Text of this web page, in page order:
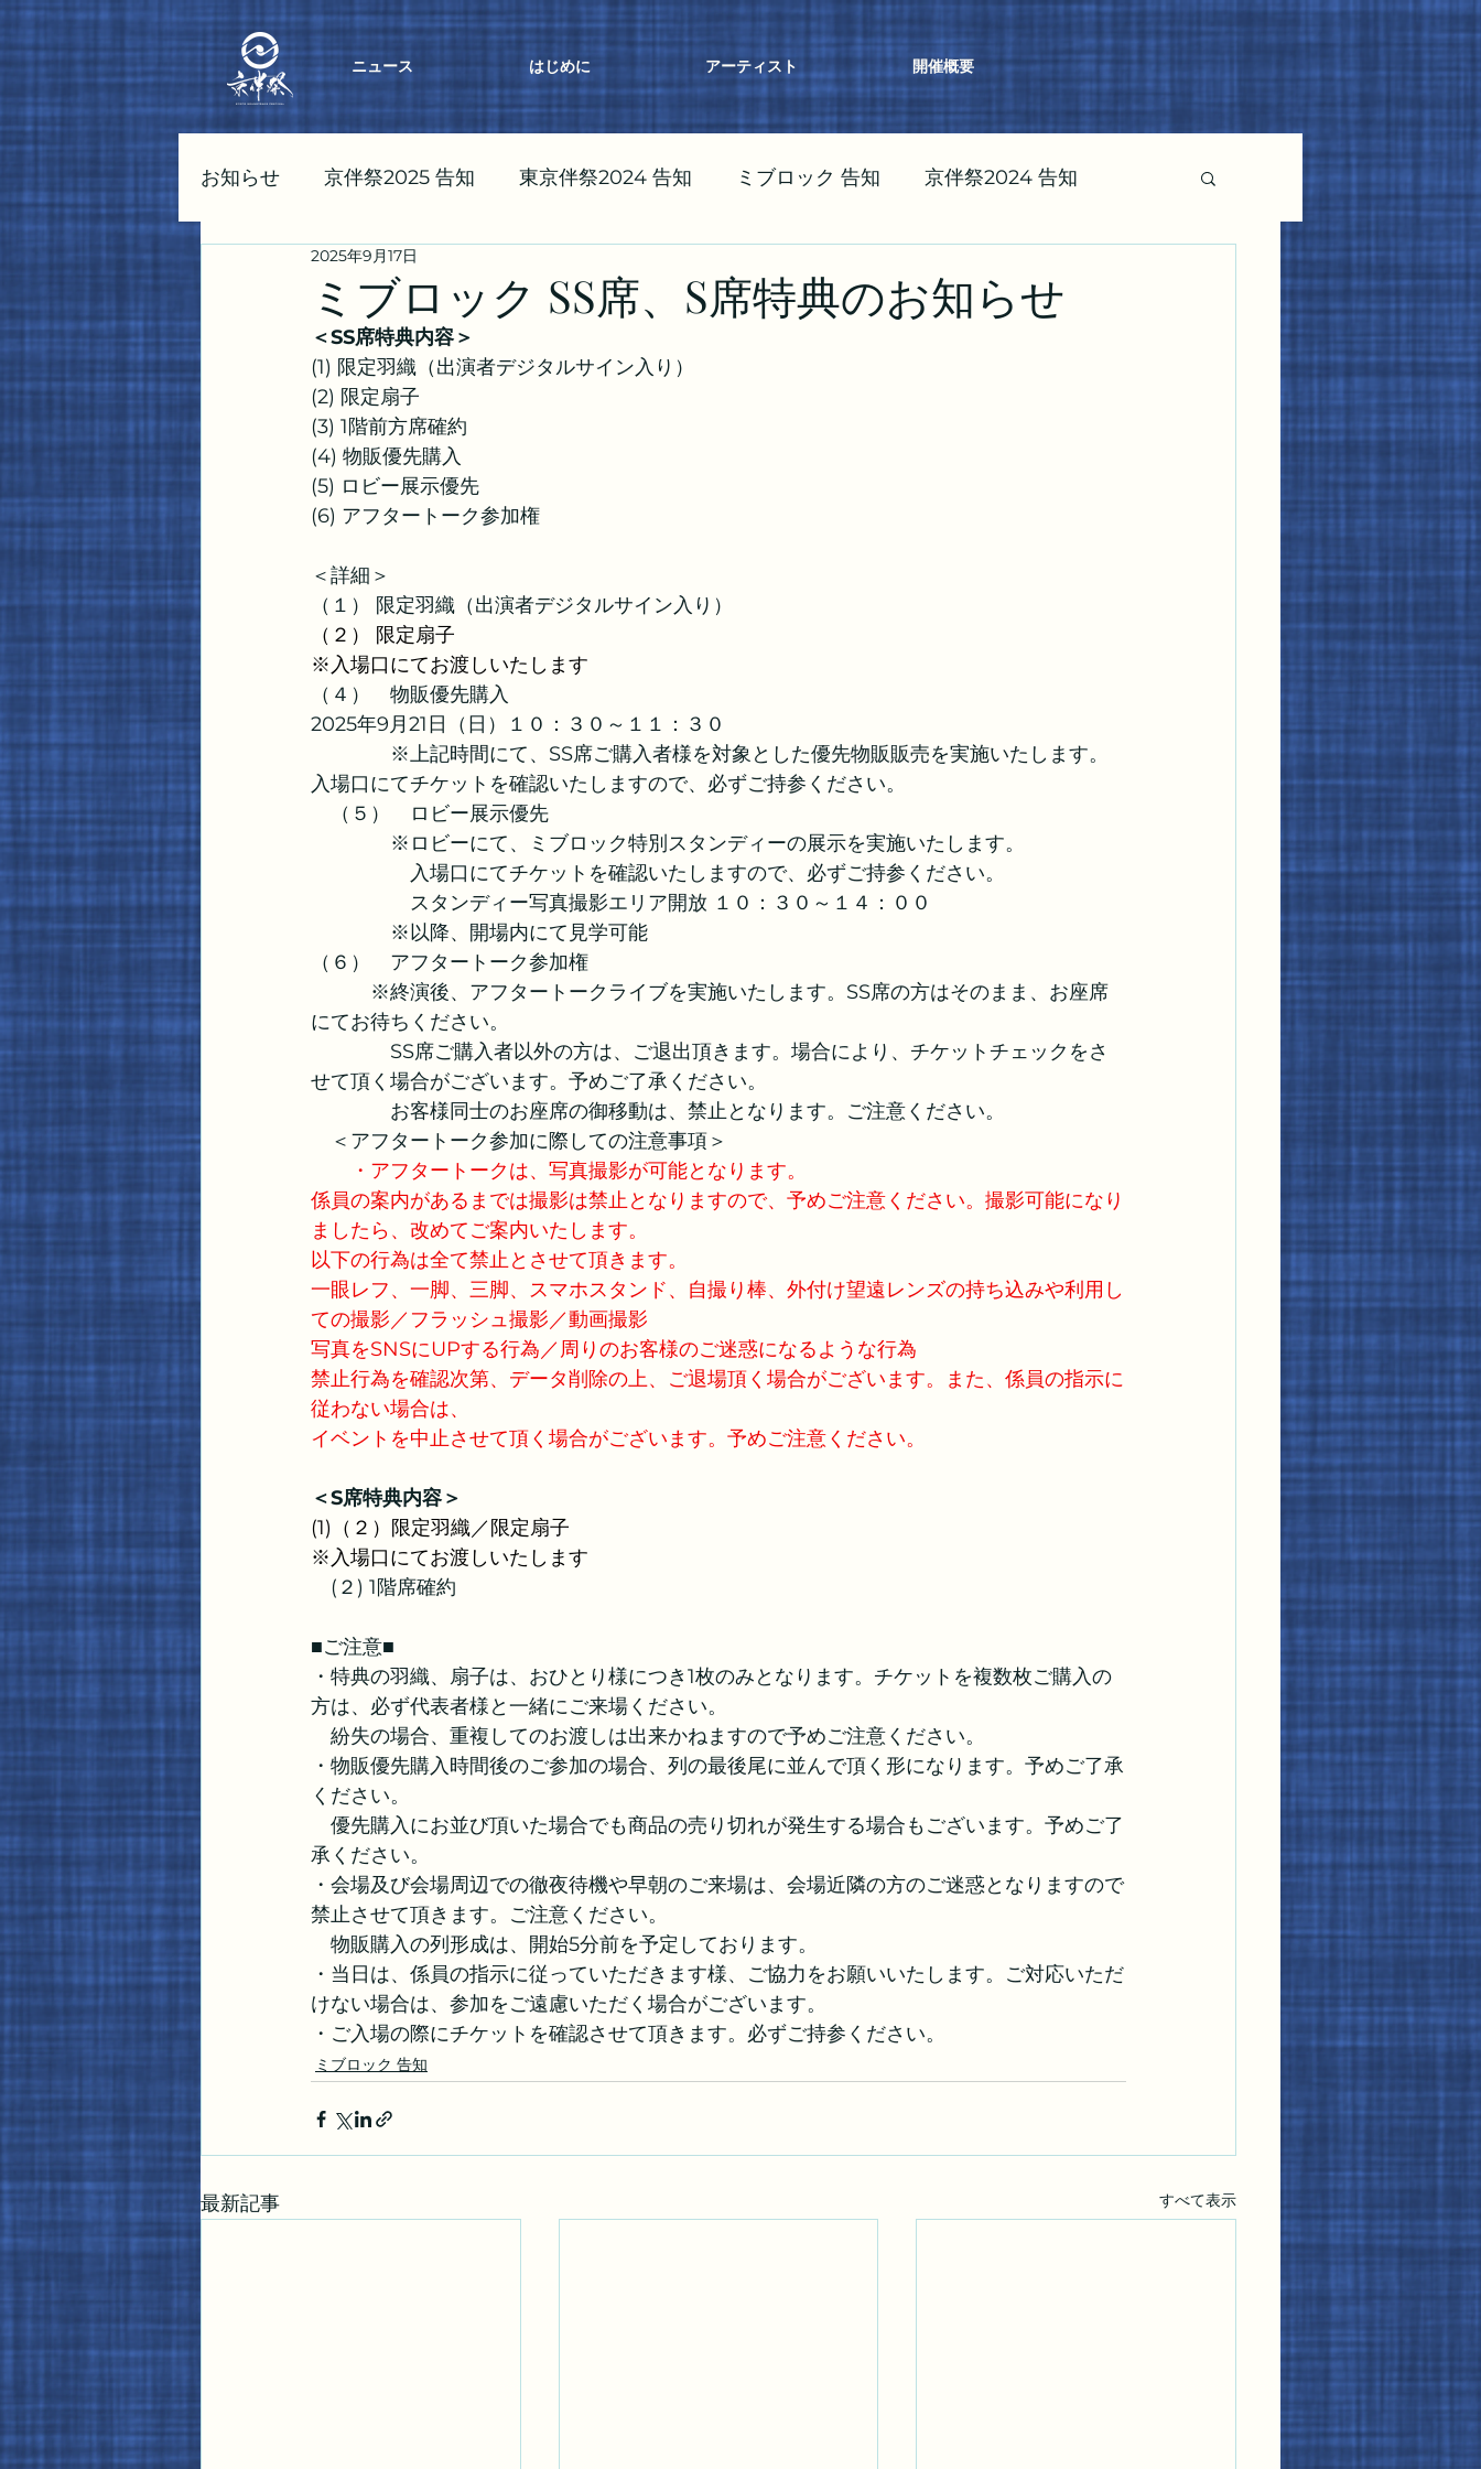
ニュース はじめに アーティスト 開催概要
お知らせ 京伴祭2025 告知 東京伴祭2024 告知 ミブロック 告知 京伴祭2024 告知
東京伴祭2023 告知
ミブロック SS席、S席特典のお知らせ
2025年9月17日
＜SS席特典内容＞
(1) 限定羽織（出演者デジタルサイン入り）
(2) 限定扇子
(3) 1階前方席確約
(4) 物販優先購入
(5) ロビー展示優先
(6) アフタートーク参加権
＜詳細＞
（１） 限定羽織（出演者デジタルサイン入り）
（２） 限定扇子
※入場口にてお渡しいたします
（４）　物販優先購入
2025年9月21日（日）１０：３０～１１：３０
※上記時間にて、SS席ご購入者様を対象とした優先物販販売を実施いたします。
入場口にてチケットを確認いたしますので、必ずご持参ください。
（５）　ロビー展示優先
※ロビーにて、ミブロック特別スタンディーの展示を実施いたします。
入場口にてチケットを確認いたしますので、必ずご持参ください。
スタンディー写真撮影エリア開放 １０：３０～１４：００
※以降、開場内にて見学可能
（６）　アフタートーク参加権
※終演後、アフタートークライブを実施いたします。SS席の方はそのまま、お座席
にてお待ちください。
SS席ご購入者以外の方は、ご退出頂きます。場合により、チケットチェックをさ
せて頂く場合がございます。予めご了承ください。
お客様同士のお座席の御移動は、禁止となります。ご注意ください。
＜アフタートーク参加に際しての注意事項＞
・アフタートークは、写真撮影が可能となります。
係員の案内があるまでは撮影は禁止となりますので、予めご注意ください。撮影可能になり
ましたら、改めてご案内いたします。
以下の行為は全て禁止とさせて頂きます。
一眼レフ、一脚、三脚、スマホスタンド、自撮り棒、外付け望遠レンズの持ち込みや利用し
ての撮影／フラッシュ撮影／動画撮影
写真をSNSにUPする行為／周りのお客様のご迷惑になるような行為
禁止行為を確認次第、データ削除の上、ご退場頂く場合がございます。また、係員の指示に
従わない場合は、
イベントを中止させて頂く場合がございます。予めご注意ください。
＜S席特典内容＞
(1)（２）限定羽織／限定扇子
※入場口にてお渡しいたします
(２) 1階席確約
■ご注意■
・特典の羽織、扇子は、おひとり様につき1枚のみとなります。チケットを複数枚ご購入の
方は、必ず代表者様と一緒にご来場ください。
紛失の場合、重複してのお渡しは出来かねますので予めご注意ください。
・物販優先購入時間後のご参加の場合、列の最後尾に並んで頂く形になります。予めご了承
ください。
優先購入にお並び頂いた場合でも商品の売り切れが発生する場合もございます。予めご了
承ください。
・会場及び会場周辺での徹夜待機や早朝のご来場は、会場近隣の方のご迷惑となりますので
禁止させて頂きます。ご注意ください。
物販購入の列形成は、開始5分前を予定しております。
・当日は、係員の指示に従っていただきます様、ご協力をお願いいたします。ご対応いただ
けない場合は、参加をご遠慮いただく場合がございます。
・ご入場の際にチケットを確認させて頂きます。必ずご持参ください。
ミブロック 告知
最新記事 すべて表示